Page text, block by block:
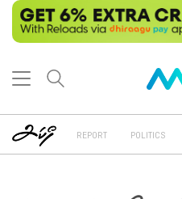
REPORT POLITICS